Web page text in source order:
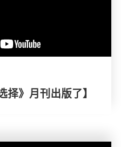
择》月刊出版了】